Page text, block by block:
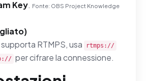
Key. Fonte: OBS Project Knowledge
RTMPS, usa
rtmps://
per cifrare la connessione.